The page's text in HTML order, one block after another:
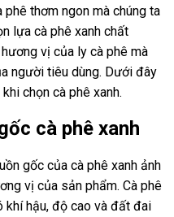
thơm ngon mà chúng ta
lựa cà phê xanh chất
vị của ly cà phê mà
người tiêu dùng. Dưới đây
chọn cà phê xanh.
cà phê xanh
gốc của cà phê xanh ảnh
vị của sản phẩm. Cà phê
hậu, độ cao và đất đai